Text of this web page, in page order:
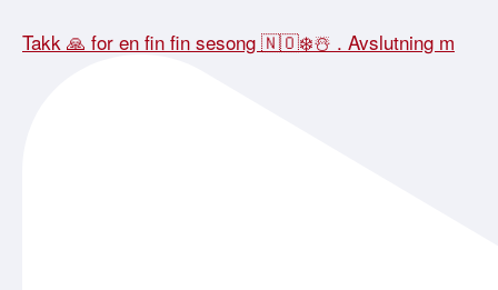
Takk 🙏 for en fin fin sesong 🇳🇴❄️☃️ . Avslutning m